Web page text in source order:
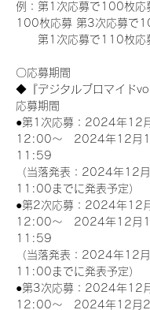
例：第1次応募で100枚応
100枚応募 第3次応募で
第1次応募で110枚応
〇応募期間
◆『デジタルブロマイド
応募期間
●第1次応募：2024年12
12:00～　2024年12月
11:59
（当落発表：2024年12
11:00までに発表予定）
●第2次応募：2024年12
12:00～　2024年12月
11:59
（当落発表：2024年12
11:00までに発表予定）
●第3次応募：2024年12
12:00～　2024年12月